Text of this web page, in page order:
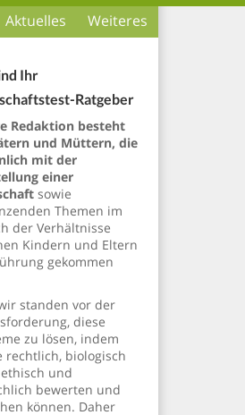
Aktuelles Weiteres
Ihr
Ratgeber
Redaktion besteht
und Müttern, die
mit der
einer
sowie
Themen im
der Verhältnisse
Kindern und Eltern
gekommen
standen vor der
diese
zu lösen, indem
rechtlich, biologisch
und
bewerten und
können. Daher